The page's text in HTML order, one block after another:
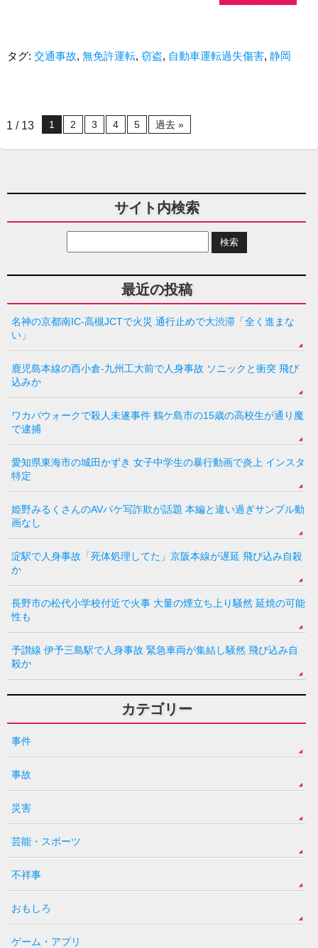
タグ: 交通事故, 無免許運転, 窃盗, 自動車運転過失傷害, 静岡
1 / 13 1 2 3 4 5 過去 »
サイト内検索
最近の投稿
名神の京都南IC-高槻JCTで火災 通行止めで大渋滞「全く進まな
い」
鹿児島本線の西小倉-九州工大前で人身事故 ソニックと衝突 飛び
込みか
ワカバウォークで殺人未遂事件 鶴ケ島市の15歳の高校生が通り魔
で逮捕
愛知県東海市の城田かずき 女子中学生の暴行動画で炎上 インスタ
特定
姫野みるくさんのAVパケ写詐欺が話題 本編と違い過ぎサンプル動
画なし
淀駅で人身事故「死体処理してた」京阪本線が遅延 飛び込み自殺
か
長野市の松代小学校付近で火事 大量の煙立ち上り騒然 延焼の可能
性も
予讃線 伊予三島駅で人身事故 緊急車両が集結し騒然 飛び込み自
殺か
カテゴリー
事件
事故
災害
芸能・スポーツ
不祥事
おもしろ
ゲーム・アプリ